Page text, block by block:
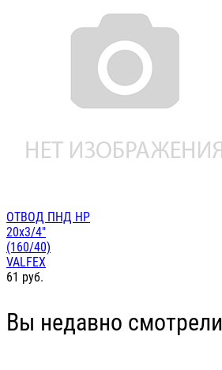
ОТВОД ПНД НР
20х3/4"
(160/40)
VALFEX
61 руб.
Вы недавно смотрели